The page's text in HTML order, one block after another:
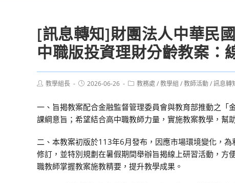
[訊息轉知]財團法人中華民
中職版投資理財分齡教案：
Post教學組長
Post2026-06-26
Post教務處 /教學組 /教師活動/訊息轉
一、旨揭教案配合金融監督管理委員會與教育部推動之
課綱意旨；希望結合高中職教師力量，實施教案教學，幫
二、本教案初版於113年6月發布，因應市場環境變化，
修訂，並特別規劃在暑假期間舉辦旨揭線上研習活動，方
職教師掌握教案施教精要，提升教學成果。